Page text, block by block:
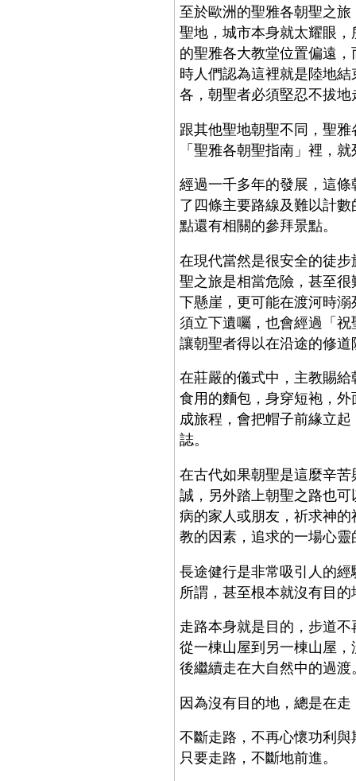
至於歐洲的聖雅各朝聖之
聖地，城市本身就太耀眼
的聖雅各大教堂位置偏遠
時人們認為這裡就是陸地
各，朝聖者必須堅忍不拔
跟其他聖地朝聖不同，聖
「聖雅各朝聖指南」裡，
經過一千多年的發展，這
了四條主要路線及難以計
點還有相關的參拜景點。
在現代當然是很安全的徒
聖之旅是相當危險，甚至
下懸崖，更可能在渡河時
須立下遺囑，也會經過「
讓朝聖者得以在沿途的修
在莊嚴的儀式中，主教賜
食用的麵包，身穿短袍，
成旅程，會把帽子前緣立
誌。
在古代如果朝聖是這麼辛
誠，另外踏上朝聖之路也
病的家人或朋友，祈求神
教的因素，追求的一場心
長途健行是非常吸引人的
所謂，甚至根本就沒有目
走路本身就是目的，步道
從一棟山屋到另一棟山屋
後繼續走在大自然中的過渡
因為沒有目的地，總是在
不斷走路，不再心懷功利
只要走路，不斷地前進。